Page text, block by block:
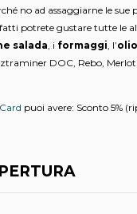
no ad assaggiarne le
potrete gustare tutte le
salada, i formaggi, l’
DOC, Rebo, Merlot
puoi avere: Sconto 5%